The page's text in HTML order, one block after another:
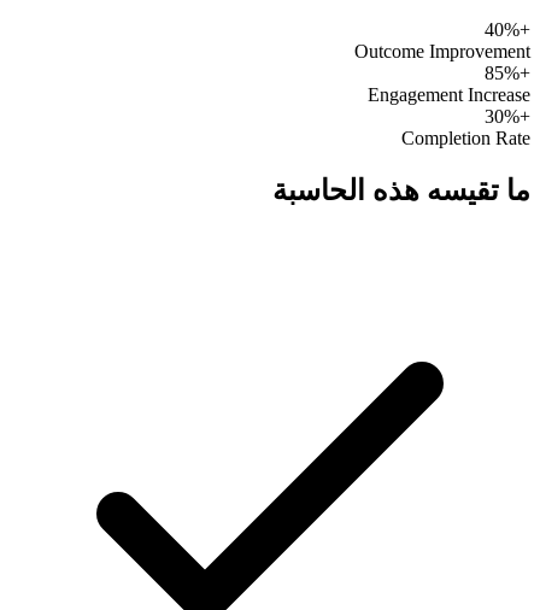
+40%
Outcome Improvement
+85%
Engagement Increase
+30%
Completion Rate
ما تقيسه هذه الحاسبة